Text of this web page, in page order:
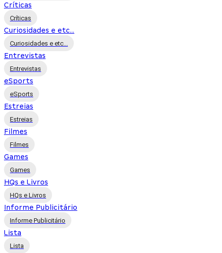
Críticas
Críticas
Curiosidades e etc...
Curiosidades e etc...
Entrevistas
Entrevistas
eSports
eSports
Estreias
Estreias
Filmes
Filmes
Games
Games
HQs e Livros
HQs e Livros
Informe Publicitário
Informe Publicitário
Lista
Lista